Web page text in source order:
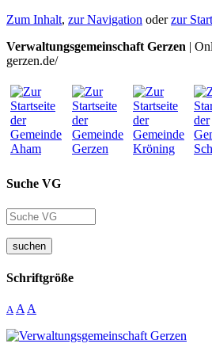
Zum Inhalt, zur Navigation oderzur
Verwaltungsgemeinschaft Gerzen |
gerzen.de/
Suche VG
suchen
Schriftgröße
A A A